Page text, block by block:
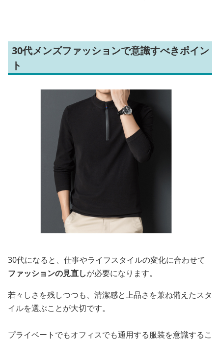
30代メンズファッションで意識すべきポイン
ト
30代になると、仕事やライフスタイルの変化に合わせて
ファッションの見直しが必要になります。
若々しさを残しつつも、清潔感と上品さを兼ね備えたスタ
イルを選ぶことが大切です。
プライベートでもオフィスでも通用する服装を意識するこ